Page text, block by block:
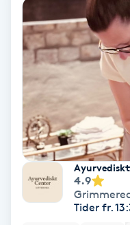
Fransförlängning Volym
Fransk manikyr
Fransrengöring
Frekvensterapi
Friskvård
Friskvårdsmassage
4.9
Tider fr.